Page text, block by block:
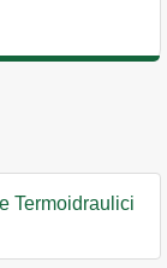
Termoidraulici